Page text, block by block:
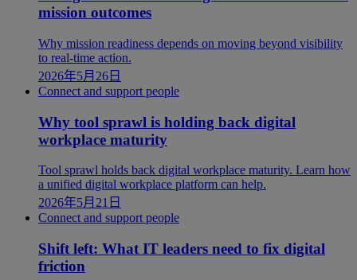
mission outcomes
Why mission readiness depends on moving beyond visibility
to real-time action.
2026年5月26日
Connect and support people
Why tool sprawl is holding back digital
workplace maturity
Tool sprawl holds back digital workplace maturity. Learn how
a unified digital workplace platform can help.
2026年5月21日
Connect and support people
Shift left: What IT leaders need to fix digital
friction